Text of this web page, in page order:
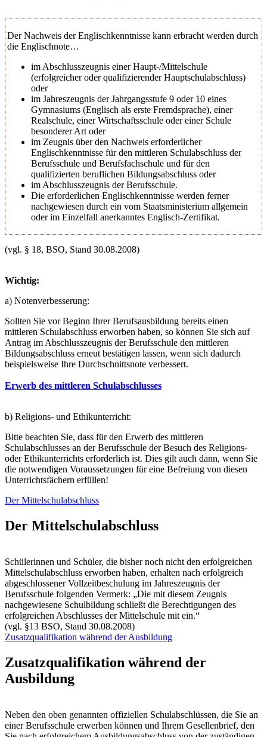
Der Nachweis der Englischkenntnisse kann erbracht werden durch
die Englischnote…
im Abschlusszeugnis einer Haupt-/Mittelschule
(erfolgreicher oder qualifizierender Hauptschulabschluss)
oder
im Jahreszeugnis der Jahrgangsstufe 9 oder 10 eines
Gymnasiums (Englisch als erste Fremdsprache), einer
Realschule, einer Wirtschaftsschule oder einer Schule
besonderer Art oder
im Zeugnis über den Nachweis erforderlicher
Englischkenntnisse für den mittleren Schulabschluss der
Berufsschule und Berufsfachschule und für den
qualifizierten beruflichen Bildungsabschluss oder
im Abschlusszeugnis der Berufsschule.
Die erforderlichen Englischkenntnisse werden ferner
nachgewiesen durch ein vom Staatsministerium allgemein
oder im Einzelfall anerkanntes Englisch-Zertifikat.
(vgl. § 18, BSO, Stand 30.08.2008)
Wichtig:
a) Notenverbesserung:
Sollten Sie vor Beginn Ihrer Berufsausbildung bereits einen
mittleren Schulabschluss erworben haben, so können Sie sich auf
Antrag im Abschlusszeugnis der Berufsschule den mittleren
Bildungsabschluss erneut bestätigen lassen, wenn sich dadurch
beispielsweise Ihre Durchschnittsnote verbessert.
Erwerb des mittleren Schulabschlusses
b) Religions- und Ethikunterricht:
Bitte beachten Sie, dass für den Erwerb des mittleren
Schulabschlusses an der Berufsschule der Besuch des Religions-
oder Ethikunterrichts erforderlich ist. Dies gilt auch dann, wenn Sie
die notwendigen Voraussetzungen für eine Befreiung von diesen
Unterrichtsfächern erfüllen!
Der Mittelschulabschluss
Der Mittelschulabschluss
Schülerinnen und Schüler, die bisher noch nicht den erfolgreichen
Mittelschulabschluss erworben haben, erhalten nach erfolgreich
abgeschlossener Vollzeitbeschulung im Jahreszeugnis der
Berufsschule folgenden Vermerk: „Die mit diesem Zeugnis
nachgewiesene Schulbildung schließt die Berechtigungen des
erfolgreichen Abschlusses der Mittelschule mit ein.“
(vgl. §13 BSO, Stand 30.08.2008)
Zusatzqualifikation während der Ausbildung
Zusatzqualifikation während der
Ausbildung
Neben den oben genannten offiziellen Schulabschlüssen, die Sie an
einer Berufsschule erwerben können und Ihrem Gesellenbrief, den